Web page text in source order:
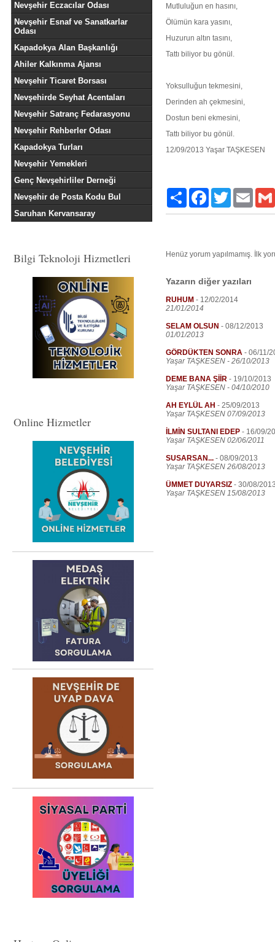
Nevşehir Eczacılar Odası
Nevşehir Esnaf ve Sanatkarlar
Odası
Kapadokya Alan Başkanlığı
Ahiler Kalkınma Ajansı
Nevşehir Ticaret Borsası
Nevşehirde Seyhat Acentaları
Nevşehir Satranç Fedarasyonu
Nevşehir Rehberler Odası
Kapadokya Turları
Nevşehir Yemekleri
Genç Nevşehirliler Derneği
Nevşehir de Posta Kodu Bul
Saruhan Kervansaray
Bilgi Teknoloji Hizmetleri
Online Hizmetler
Mutluluğun en hasını,
Ölümün kara yasını,
Huzurun altın tasını,
Tattı biliyor bu gönül.
Yoksulluğun tekmesini,
Derinden ah çekmesini,
Dostun beni ekmesini,
Tattı biliyor bu gönül.
12/09/2013 Yaşar TAŞKESEN
Paylaş FacebookTwitter Email
Henüz yorum yapılmamış. İlk
Yazarın diğer yazıları
RUHUM - 12/02/2014
21/01/2014
SELAM OLSUN - 08/12/2013
01/01/2013
GÖRDÜKTEN SONRA - 06/11/
Yaşar TAŞKESEN - 26/10/2013
DEME BANA ŞİİR - 19/10/2013
Yaşar TAŞKESEN - 04/10/2010
AH EYLÜL AH - 25/09/2013
Yaşar TAŞKESEN 07/09/2013
İLMİN SULTANI EDEP - 16/09/
Yaşar TAŞKESEN 02/06/2011
SUSARSAN... - 08/09/2013
Yaşar TAŞKESEN 26/08/2013
ÜMMET DUYARSIZ - 30/08/
Yaşar TAŞKESEN 15/08/2013